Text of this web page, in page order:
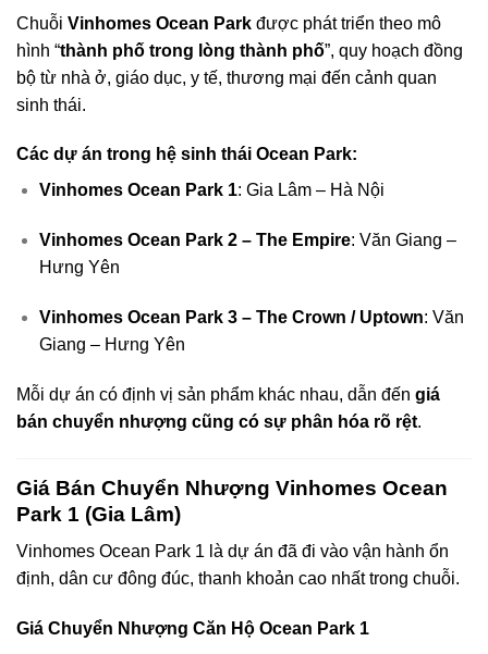
Chuỗi Vinhomes Ocean Park được phát triển theo mô
hình “thành phố trong lòng thành phố”, quy hoạch đồng
bộ từ nhà ở, giáo dục, y tế, thương mại đến cảnh quan
sinh thái.
Các dự án trong hệ sinh thái Ocean Park:
Vinhomes Ocean Park 1: Gia Lâm – Hà Nội
Vinhomes Ocean Park 2 – The Empire: Văn Giang –
Hưng Yên
Vinhomes Ocean Park 3 – The Crown / Uptown: Văn
Giang – Hưng Yên
Mỗi dự án có định vị sản phẩm khác nhau, dẫn đến giá
bán chuyển nhượng cũng có sự phân hóa rõ rệt.
Giá Bán Chuyển Nhượng Vinhomes Ocean
Park 1 (Gia Lâm)
Vinhomes Ocean Park 1 là dự án đã đi vào vận hành ổn
định, dân cư đông đúc, thanh khoản cao nhất trong chuỗi.
Giá Chuyển Nhượng Căn Hộ Ocean Park 1